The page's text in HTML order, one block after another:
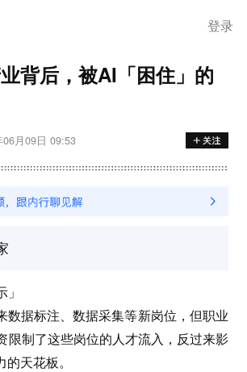
登录
背后，被AI「困住」的
06月09日 09:53
」
数据标注、数据采集等新岗位，但职业
限制了这些岗位的人才流入，反过来影
的天花板。